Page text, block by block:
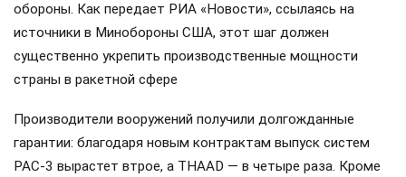
обороны. Как передает РИА «Новости», ссылаясь на
источники в Минобороны США, этот шаг должен
существенно укрепить производственные мощности
страны в ракетной сфере
Производители вооружений получили долгожданные
гарантии: благодаря новым контрактам выпуск систем
PAC-3 вырастет втрое, а THAAD — в четыре раза. Кроме